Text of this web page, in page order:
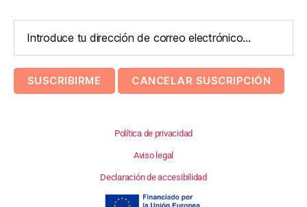
Política de privacidad
Aviso legal
Declaración de accesibilidad